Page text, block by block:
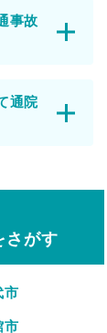
事故
通院
さがす
市
市